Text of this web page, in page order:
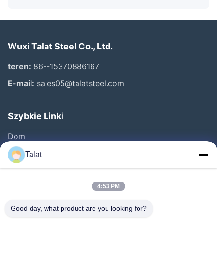
Wuxi Talat Steel Co., Ltd.
teren: 86--15370886167
E-mail: sales05@talatsteel.com
Szybkie Linki
Dom
Produkty
O Nas
Kontrola Jakości
Talat
4:53 PM
Good day, what product are you looking for?